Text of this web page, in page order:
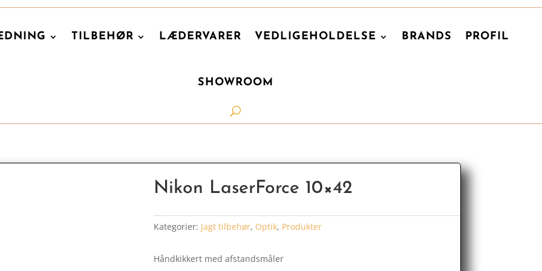
TILBEHØR LÆDERVARER VEDLIGEHOLDELSE BRANDS PROFIL
SHOWROOM
Nikon LaserForce 10×42
Kategorier: Jagt tilbehør, Optik, Produkter
Håndkikkert med afstandsmåler